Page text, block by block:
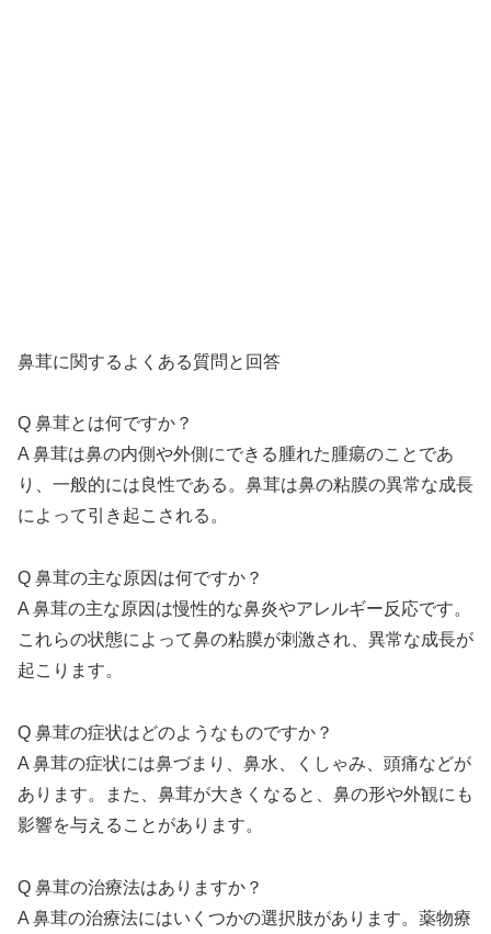
鼻茸に関するよくある質問と回答
Q 鼻茸とは何ですか？
A 鼻茸は鼻の内側や外側にできる腫れた腫瘍のことであ
り、一般的には良性である。鼻茸は鼻の粘膜の異常な成長
によって引き起こされる。
Q 鼻茸の主な原因は何ですか？
A 鼻茸の主な原因は慢性的な鼻炎やアレルギー反応です。
これらの状態によって鼻の粘膜が刺激され、異常な成長が
起こります。
Q 鼻茸の症状はどのようなものですか？
A 鼻茸の症状には鼻づまり、鼻水、くしゃみ、頭痛などが
あります。また、鼻茸が大きくなると、鼻の形や外観にも
影響を与えることがあります。
Q 鼻茸の治療法はありますか？
A 鼻茸の治療法にはいくつかの選択肢があります。薬物療